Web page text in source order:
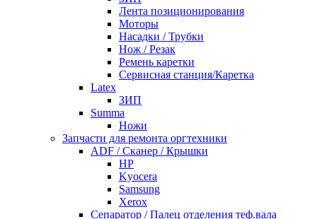
Лента позиционирования
Моторы
Насадки / Трубки
Нож / Резак
Ремень каретки
Сервисная станция/Каретка
Latex
ЗИП
Summa
Ножи
Запчасти для ремонта оргтехники
ADF / Сканер / Крышки
HP
Kyocera
Samsung
Xerox
Cепаратор / Палец отделения теф.вала